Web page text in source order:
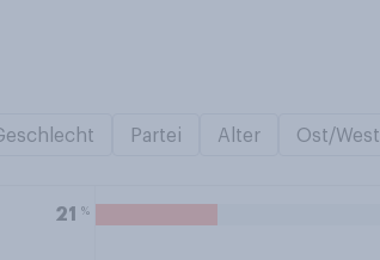
Partei Alter Ost/West
21 %